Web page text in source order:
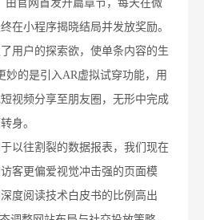
由官网首发开篇章节，每天在微
在小程序揭晓结局并发放奖励。
用户的探索欲，使单条内容的生
妙的是引入AR虚拟试穿功能，用
视频分享至朋友圈，无形中完成
身。
以往割裂的数据报表，我们现在
客更偏爱视觉冲击强的页面模
度阅读技术白皮书的比例高出